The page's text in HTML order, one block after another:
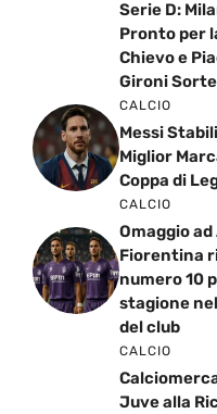
Serie D:
Pronto per
Chievo e
Gironi
CALCIO
Messi
Miglior
Coppa di
CALCIO
Omaggio
Fiorentina
numero 10
stagione
del club
CALCIO
Juve alla